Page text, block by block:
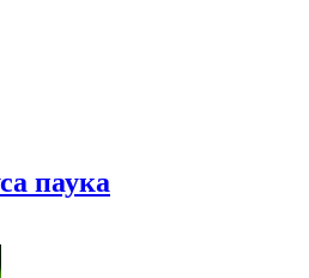
паука